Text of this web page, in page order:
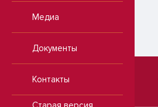
Медиа
Документы
Контакты